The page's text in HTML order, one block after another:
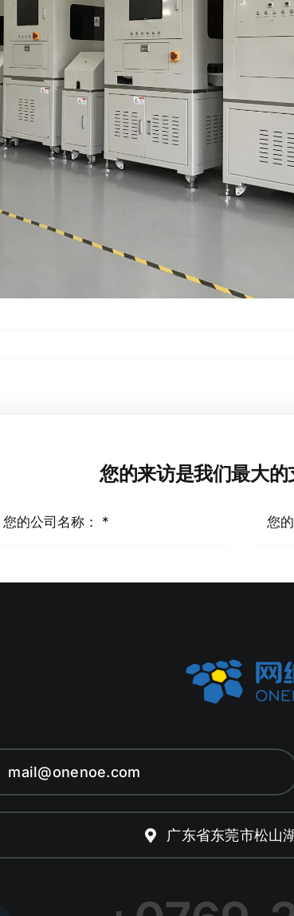
您的来访是我们最大的
mail@onenoe.com
广东省东莞市松山